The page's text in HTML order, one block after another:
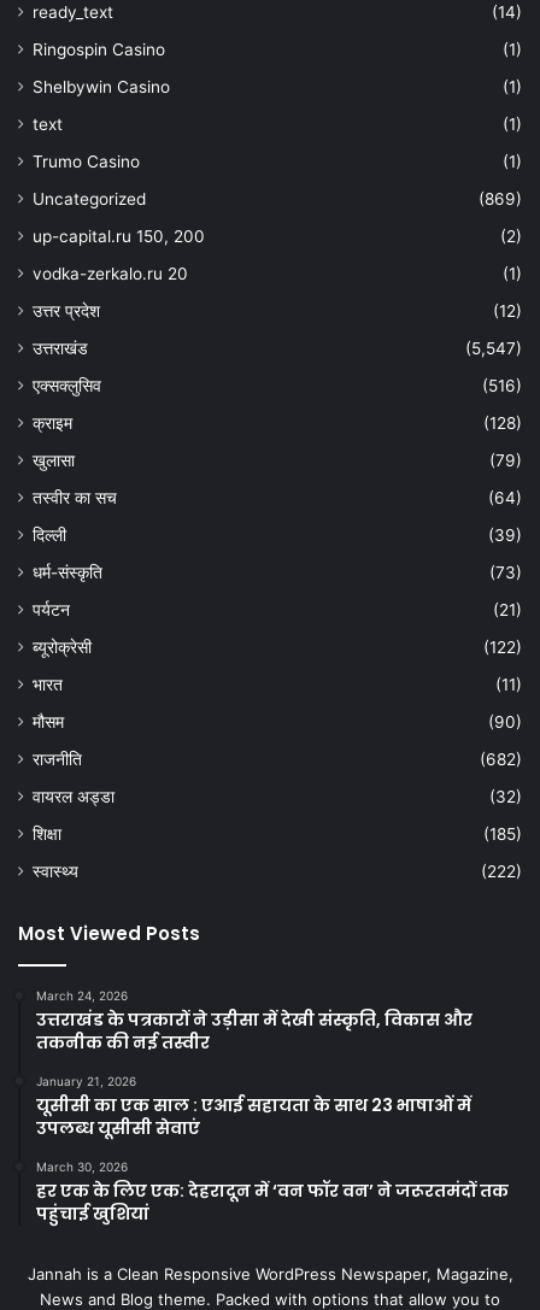
ready_text
(14)
Ringospin Casino
(1)
Shelbywin Casino
(1)
text
(1)
Trumo Casino
(1)
Uncategorized
(869)
up-capital.ru 150, 200
(2)
vodka-zerkalo.ru 20
(1)
उत्तर प्रदेश
(12)
उत्तराखंड
(5,547)
एक्सक्लुसिव
(516)
क्राइम
(128)
खुलासा
(79)
तस्वीर का सच
(64)
दिल्ली
(39)
धर्म-संस्कृति
(73)
पर्यटन
(21)
ब्यूरोक्रेसी
(122)
भारत
(11)
मौसम
(90)
राजनीति
(682)
वायरल अड्डा
(32)
शिक्षा
(185)
स्वास्थ्य
(222)
Most Viewed Posts
March 24, 2026
उत्तराखंड के पत्रकारों ने उड़ीसा में देखी संस्कृति, विकास और
तकनीक की नई तस्वीर
January 21, 2026
यूसीसी का एक साल : एआई सहायता के साथ 23 भाषाओं में
उपलब्ध यूसीसी सेवाएं
March 30, 2026
हर एक के लिए एक: देहरादून में ‘वन फॉर वन’ ने जरूरतमंदों तक
पहुंचाई खुशियां
Jannah is a Clean Responsive WordPress Newspaper, Magazine,
News and Blog theme. Packed with options that allow you to